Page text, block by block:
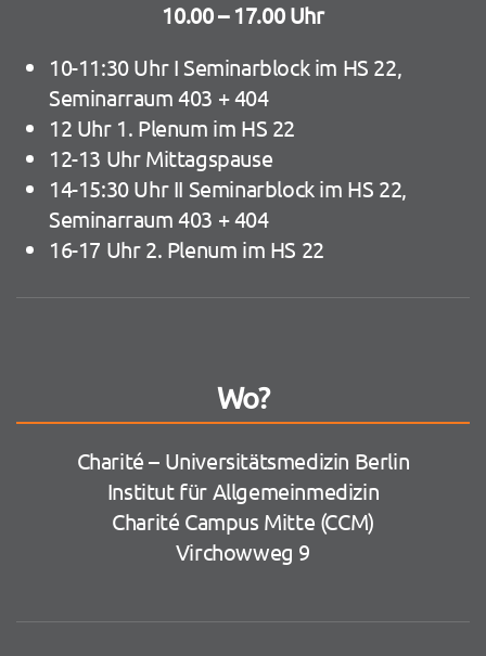
10.00 – 17.00 Uhr
10-11:30 Uhr I Seminarblock im HS 22,
Seminarraum 403 + 404
12 Uhr 1. Plenum im HS 22
12-13 Uhr Mittagspause
14-15:30 Uhr II Seminarblock im HS 22,
Seminarraum 403 + 404
16-17 Uhr 2. Plenum im HS 22
Wo?
Charité – Universitätsmedizin Berlin
Institut für Allgemeinmedizin
Charité Campus Mitte (CCM)
Virchowweg 9